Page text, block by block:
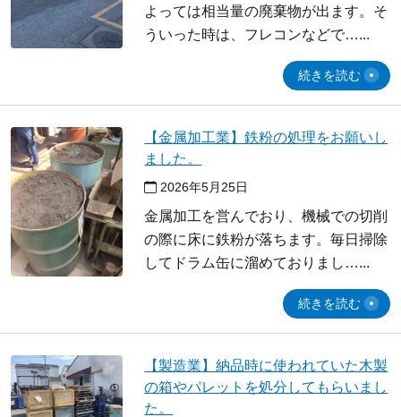
よっては相当量の廃棄物が出ます。そ
ういった時は、フレコンなどで…
続きを読む
【金属加工業】鉄粉の処理をお願いし
ました。
2026年5月25日
金属加工を営んでおり、機械での切削
の際に床に鉄粉が落ちます。毎日掃除
してドラム缶に溜めておりまし…
続きを読む
【製造業】納品時に使われていた木製
の箱やパレットを処分してもらいまし
た。